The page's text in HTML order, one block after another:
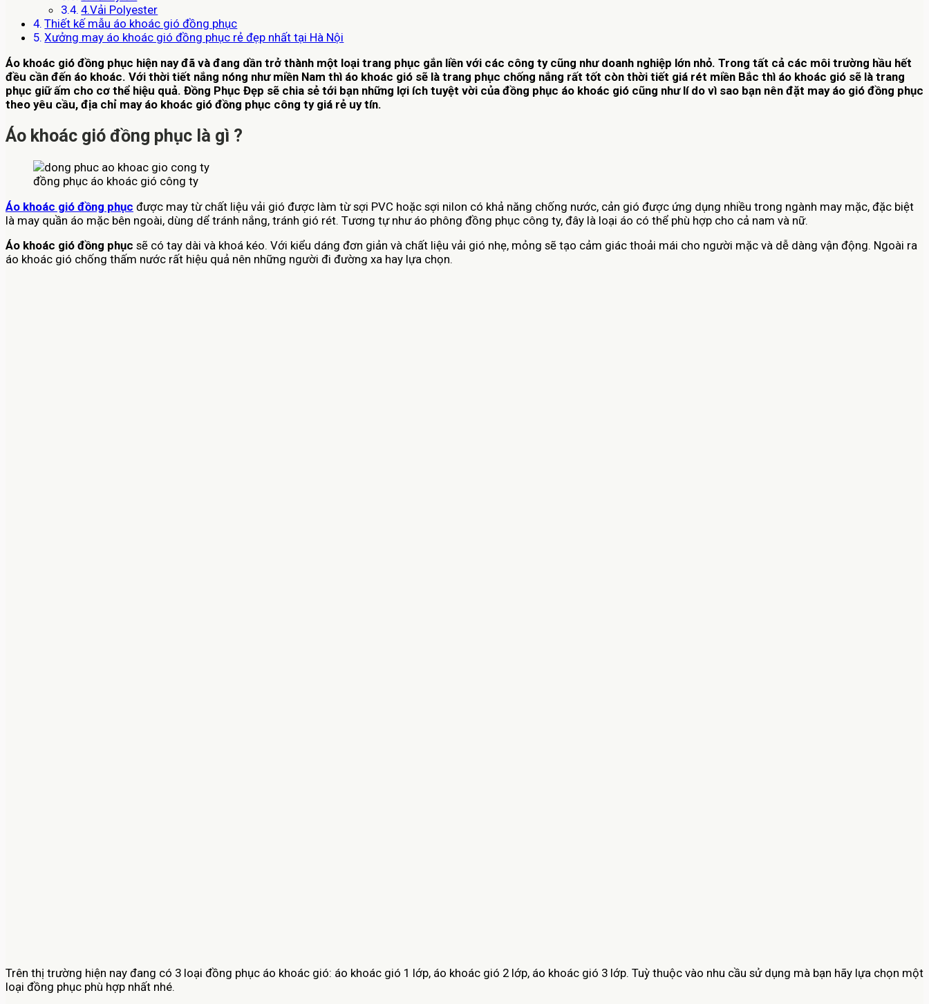
4.Vải Polyester
Thiết kế mẫu áo khoác gió đồng phục
Xưởng may áo khoác gió đồng phục rẻ đẹp nhất tại Hà Nội
Áo khoác gió đồng phục hiện nay đã và đang dần trở thành một loại trang phục gắn liền với các công ty cũng như doanh nghiệp lớn nhỏ. Trong tất cả các môi trường hầu hết
đều cần đến áo khoác. Với thời tiết nắng nóng như miền Nam thì áo khoác gió sẽ là trang phục chống nắng rất tốt còn thời tiết giá rét miền Bắc thì áo khoác gió sẽ là trang
phục giữ ấm cho cơ thể hiệu quả. Đồng Phục Đẹp sẽ chia sẻ tới bạn những lợi ích tuyệt vời của đồng phục áo khoác gió cũng như lí do vì sao bạn nên đặt may áo gió đồng phục
theo yêu cầu, địa chỉ may áo khoác gió đồng phục công ty giá rẻ uy tín.
Áo khoác gió đồng phục là gì ?
đồng phục áo khoác gió công ty
Áo khoác gió đồng phục được may từ chất liệu vải gió được làm từ sợi PVC hoặc sợi nilon có khả năng chống nước, cản gió được ứng dụng nhiều trong ngành may mặc, đặc biệt
là may quần áo mặc bên ngoài, dùng dể tránh nắng, tránh gió rét. Tương tự như áo phông đồng phục công ty, đây là loại áo có thể phù hợp cho cả nam và nữ.
Áo khoác gió đồng phục sẽ có tay dài và khoá kéo. Với kiểu dáng đơn giản và chất liệu vải gió nhẹ, mỏng sẽ tạo cảm giác thoải mái cho người mặc và dễ dàng vận động. Ngoài ra
áo khoác gió chống thấm nước rất hiệu quả nên những người đi đường xa hay lựa chọn.
Trên thị trường hiện nay đang có 3 loại đồng phục áo khoác gió: áo khoác gió 1 lớp, áo khoác gió 2 lớp, áo khoác gió 3 lớp. Tuỳ thuộc vào nhu cầu sử dụng mà bạn hãy lựa chọn một
loại đồng phục phù hợp nhất nhé.